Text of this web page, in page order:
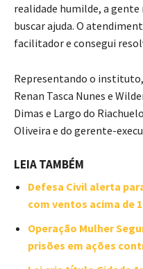
realidade humilde, a gente
buscar ajuda. O
facilitador e consegui
Representando o
Renan Tasca Nunes e
Dimas e Largo do
Oliveira e do gerente-
LEIA TAMBÉM
Defesa Civil alerta
com ventos acima de
Operação Mulher
prisões em ações